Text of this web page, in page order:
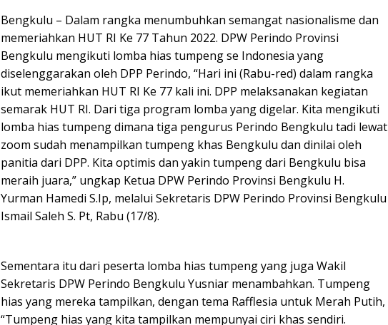
Bengkulu – Dalam rangka menumbuhkan semangat nasionalisme dan
memeriahkan HUT RI Ke 77 Tahun 2022. DPW Perindo Provinsi
Bengkulu mengikuti lomba hias tumpeng se Indonesia yang
diselenggarakan oleh DPP Perindo, “Hari ini (Rabu-red) dalam rangka
ikut memeriahkan HUT RI Ke 77 kali ini. DPP melaksanakan kegiatan
semarak HUT RI. Dari tiga program lomba yang digelar. Kita mengikuti
lomba hias tumpeng dimana tiga pengurus Perindo Bengkulu tadi lewat
zoom sudah menampilkan tumpeng khas Bengkulu dan dinilai oleh
panitia dari DPP. Kita optimis dan yakin tumpeng dari Bengkulu bisa
meraih juara,” ungkap Ketua DPW Perindo Provinsi Bengkulu H.
Yurman Hamedi S.Ip, melalui Sekretaris DPW Perindo Provinsi Bengkulu
Ismail Saleh S. Pt, Rabu (17/8).
Sementara itu dari peserta lomba hias tumpeng yang juga Wakil
Sekretaris DPW Perindo Bengkulu Yusniar menambahkan. Tumpeng
hias yang mereka tampilkan, dengan tema Rafflesia untuk Merah Putih,
“Tumpeng hias yang kita tampilkan mempunyai ciri khas sendiri.